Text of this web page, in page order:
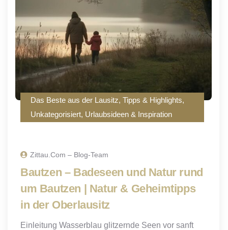
Das Beste aus der Lausitz, Tipps & Highlights,
Unkategorisiert, Urlaubsideen & Inspiration
Zittau.com – Blog-Team
Bautzen – Badeseen und Natur rund
um Bautzen | Natur & Geheimtipps
in der Oberlausitz
Einleitung Wasserblau glitzernde Seen vor sanft